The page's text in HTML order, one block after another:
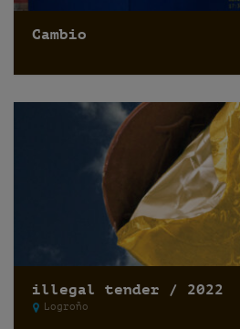
Cambio
illegal tender / 2022
Logroño